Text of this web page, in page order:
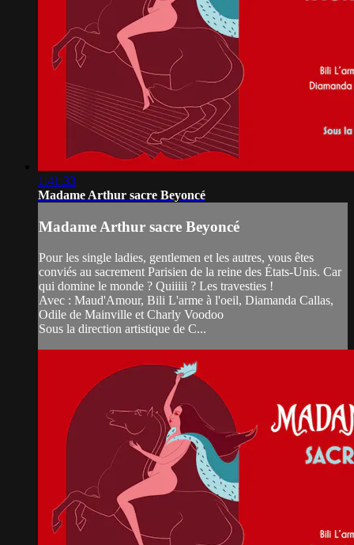
1:41:33
Madame Arthur sacre Beyoncé
Madame Arthur sacre Beyoncé
Pour les single ladies, gentlemen et les autres, vous êtes
conviés au sacrement Parisien de la reine des États-Unis. Car
qui domine le monde ? Quiiiii ? Les travesties !
Avec : Maud'Amour, Bili L'arme à l'oeil, Diamanda Callas,
Odile de Mainville et Charly Voodoo
Sous la direction artistique de C...